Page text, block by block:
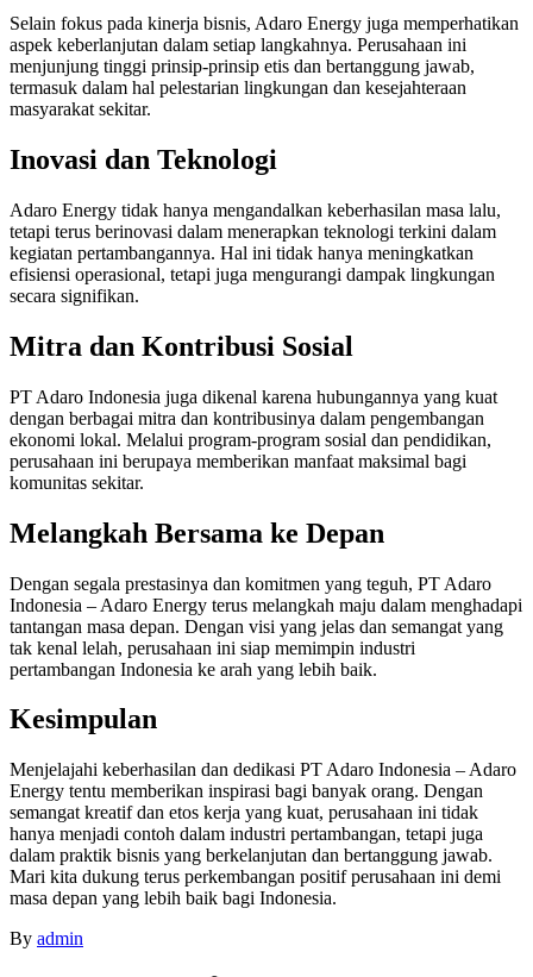
Selain fokus pada kinerja bisnis, Adaro Energy juga memperhatikan
aspek keberlanjutan dalam setiap langkahnya. Perusahaan ini
menjunjung tinggi prinsip-prinsip etis dan bertanggung jawab,
termasuk dalam hal pelestarian lingkungan dan kesejahteraan
masyarakat sekitar.
Inovasi dan Teknologi
Adaro Energy tidak hanya mengandalkan keberhasilan masa lalu,
tetapi terus berinovasi dalam menerapkan teknologi terkini dalam
kegiatan pertambangannya. Hal ini tidak hanya meningkatkan
efisiensi operasional, tetapi juga mengurangi dampak lingkungan
secara signifikan.
Mitra dan Kontribusi Sosial
PT Adaro Indonesia juga dikenal karena hubungannya yang kuat
dengan berbagai mitra dan kontribusinya dalam pengembangan
ekonomi lokal. Melalui program-program sosial dan pendidikan,
perusahaan ini berupaya memberikan manfaat maksimal bagi
komunitas sekitar.
Melangkah Bersama ke Depan
Dengan segala prestasinya dan komitmen yang teguh, PT Adaro
Indonesia – Adaro Energy terus melangkah maju dalam menghadapi
tantangan masa depan. Dengan visi yang jelas dan semangat yang
tak kenal lelah, perusahaan ini siap memimpin industri
pertambangan Indonesia ke arah yang lebih baik.
Kesimpulan
Menjelajahi keberhasilan dan dedikasi PT Adaro Indonesia – Adaro
Energy tentu memberikan inspirasi bagi banyak orang. Dengan
semangat kreatif dan etos kerja yang kuat, perusahaan ini tidak
hanya menjadi contoh dalam industri pertambangan, tetapi juga
dalam praktik bisnis yang berkelanjutan dan bertanggung jawab.
Mari kita dukung terus perkembangan positif perusahaan ini demi
masa depan yang lebih baik bagi Indonesia.
By admin